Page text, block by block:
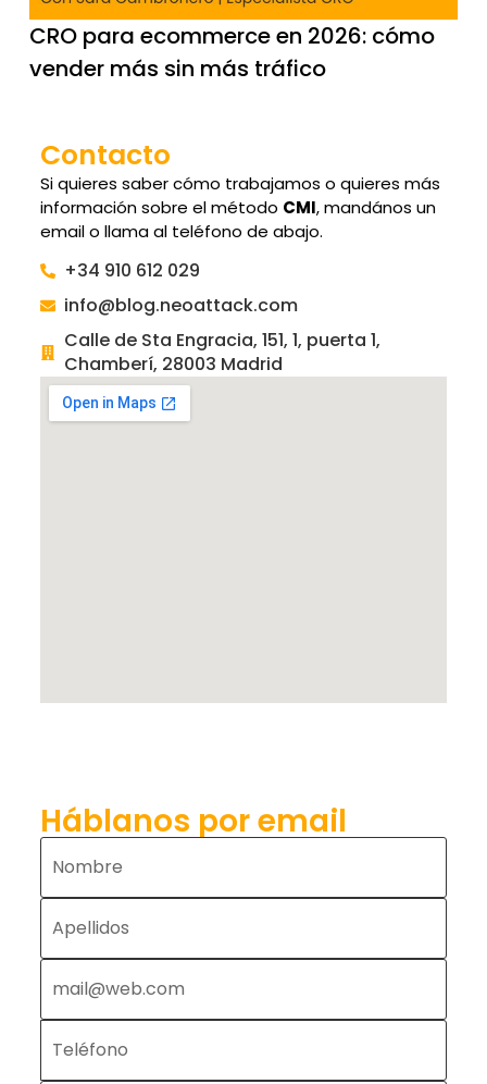
CRO para ecommerce en 2026: cómo
vender más sin más tráfico
Contacto
Si quieres saber cómo trabajamos o quieres más
información sobre el método CMI, mandános un
email o llama al teléfono de abajo.
+34 910 612 029
info@blog.neoattack.com
Calle de Sta Engracia, 151, 1, puerta 1,
Chamberí, 28003 Madrid
Háblanos por email